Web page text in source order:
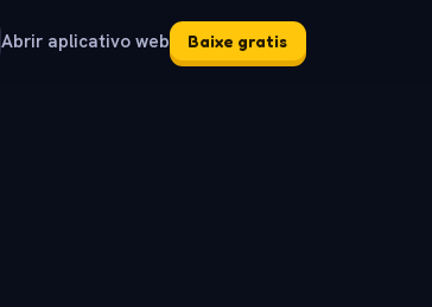
Abrir aplicativo web Baixe gratis